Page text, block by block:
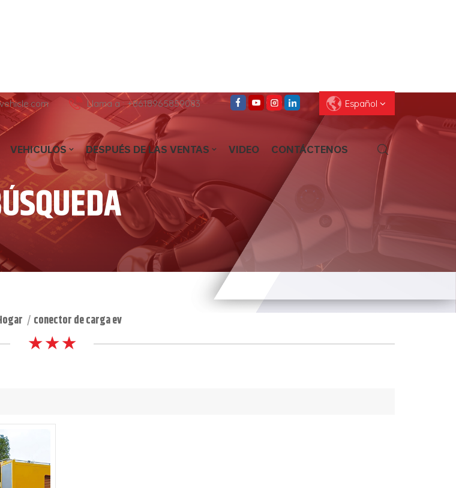
Llama a : +8618965859083 Español
English
Français
Deutsch
Pусский
Español
العربية
VEHICULOS DESPUÉS DE LAS VENTAS VIDEO CONTÁCTENOS
| conector de carga ev
★ ★ ★